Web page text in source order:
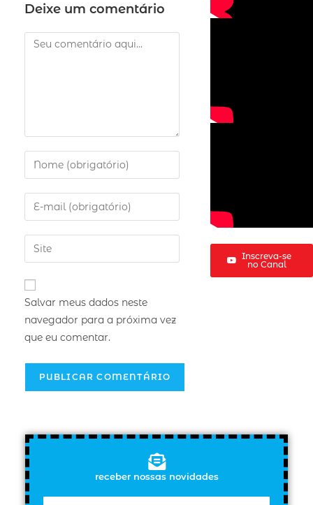
Deixe um comentário
Salvar meus dados neste
navegador para a próxima vez
que eu comentar.
Inscreva-se
no Canal
receber nossas novidades